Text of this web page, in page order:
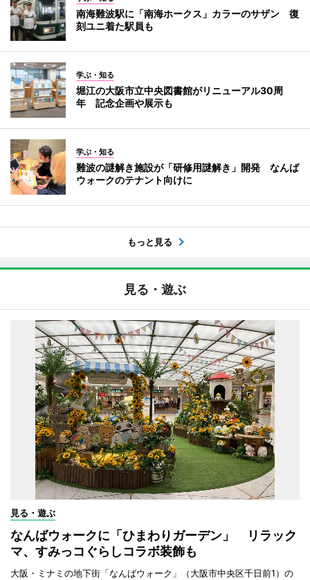
南海難波駅に「南海ホークス」カラーのサザン 復
刻ユニ着た駅員も
学ぶ・知る
堀江の大阪市立中央図書館がリニューアル30周
年 記念企画や展示も
学ぶ・知る
難波の謎解き施設が「研修用謎解き」開発 なんば
ウォークのテナント向けに
もっと見る
見る・遊ぶ
見る・遊ぶ
なんばウォークに「ひまわりガーデン」 リラック
マ、すみっコぐらしコラボ装飾も
大阪・ミナミの地下街「なんばウォーク」（大阪市中央区千日前1）の